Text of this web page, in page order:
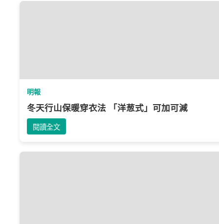
明報
冬天行山保暖穿衣法 「洋葱式」可加可減
閱讀全文